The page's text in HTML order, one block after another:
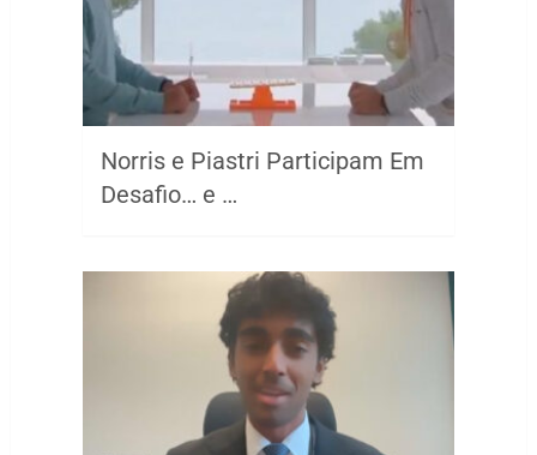
Norris e Piastri Participam Em
Desafio… e …